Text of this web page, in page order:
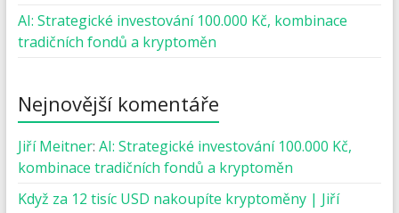
AI: Strategické investování 100.000 Kč, kombinace
tradičních fondů a kryptoměn
Nejnovější komentáře
Jiří Meitner: AI: Strategické investování 100.000 Kč,
kombinace tradičních fondů a kryptoměn
Když za 12 tisíc USD nakoupíte kryptoměny | Jiří